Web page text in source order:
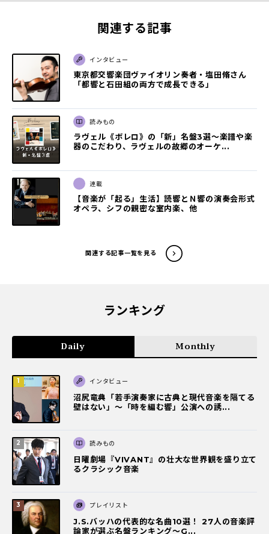
関連する記事
インタビュー
東京都交響楽団ヴァイオリン奏者・塩田脩さん
「都響と石田組の両方で成長できる」
読みもの
ラヴェル《ボレロ》の「新」名盤3選〜楽譜や楽
器のこだわり、ラヴェルの故郷のオーケ...
連載
【音楽が「起る」生活】読響とＮ響の演奏会形式
オペラ、シフの親密な室内楽、他
関連する記事一覧を見る
ランキング
Daily Monthly
インタビュー
沼尻竜典「若手演奏家に古典と現代音楽を隔てる
壁はない」～「時を編む響」公演への誘...
読みもの
日曜劇場『VIVANT』の壮大な世界観を盛り立て
るクラシック音楽
プレイリスト
J.S.バッハの代表的な名曲10選！ 27人の音楽評
論家が選ぶ名盤ランキング〜G...